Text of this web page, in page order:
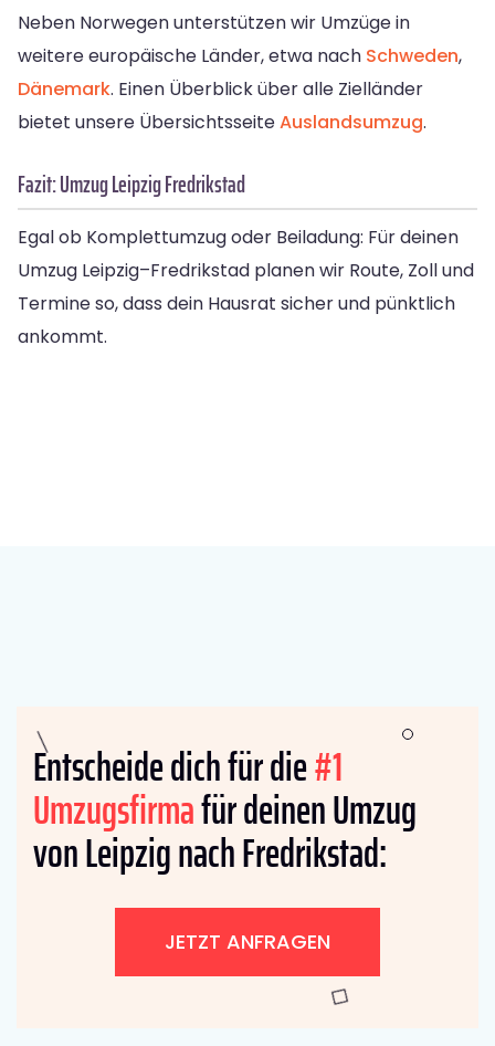
Neben Norwegen unterstützen wir Umzüge in
weitere europäische Länder, etwa nach Schweden,
Dänemark. Einen Überblick über alle Zielländer
bietet unsere ÜbersichtsseiteAuslandsumzug.
Fazit: Umzug Leipzig Fredrikstad
Egal ob Komplettumzug oder Beiladung: Für deinen
Umzug Leipzig–Fredrikstad planen wir Route, Zoll und
Termine so, dass dein Hausrat sicher und pünktlich
ankommt.
Entscheide dich für die#1
Umzugsfirmafür deinen Umzug
von Leipzig nach Fredrikstad:
JETZT ANFRAGEN